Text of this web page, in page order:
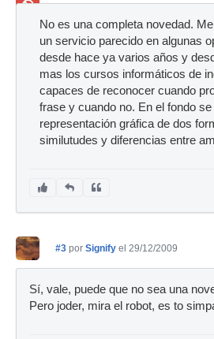
No es una completa novedad.
un servicio parecido en algunas
desde hace ya varios años y
mas los cursos informáticos de
capaces de reconocer cuando
frase y cuando no. En el fondo
representación gráfica de dos
similutudes y diferencias entre
#3 por Signify el 29/12/2009
Sí, vale, puede que no sea una
Pero joder, mira el robot, es to